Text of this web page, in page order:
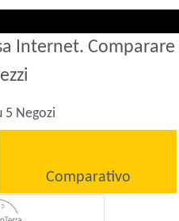
Internet. Comparare
5 Negozi
Comparativo